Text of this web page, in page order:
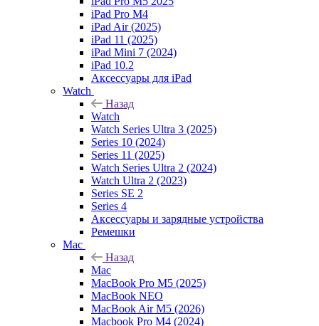
iPad Pro M4
iPad Air (2025)
iPad 11 (2025)
iPad Mini 7 (2024)
iPad 10.2
Аксессуары для iPad
Watch
Назад
Watch
Watch Series Ultra 3 (2025)
Series 10 (2024)
Series 11 (2025)
Watch Series Ultra 2 (2024)
Watch Ultra 2 (2023)
Series SE 2
Series 4
Аксессуары и зарядные устройства
Ремешки
Mac
Назад
Mac
MacBook Pro M5 (2025)
MacBook NEO
MacBook Air M5 (2026)
Macbook Pro M4 (2024)